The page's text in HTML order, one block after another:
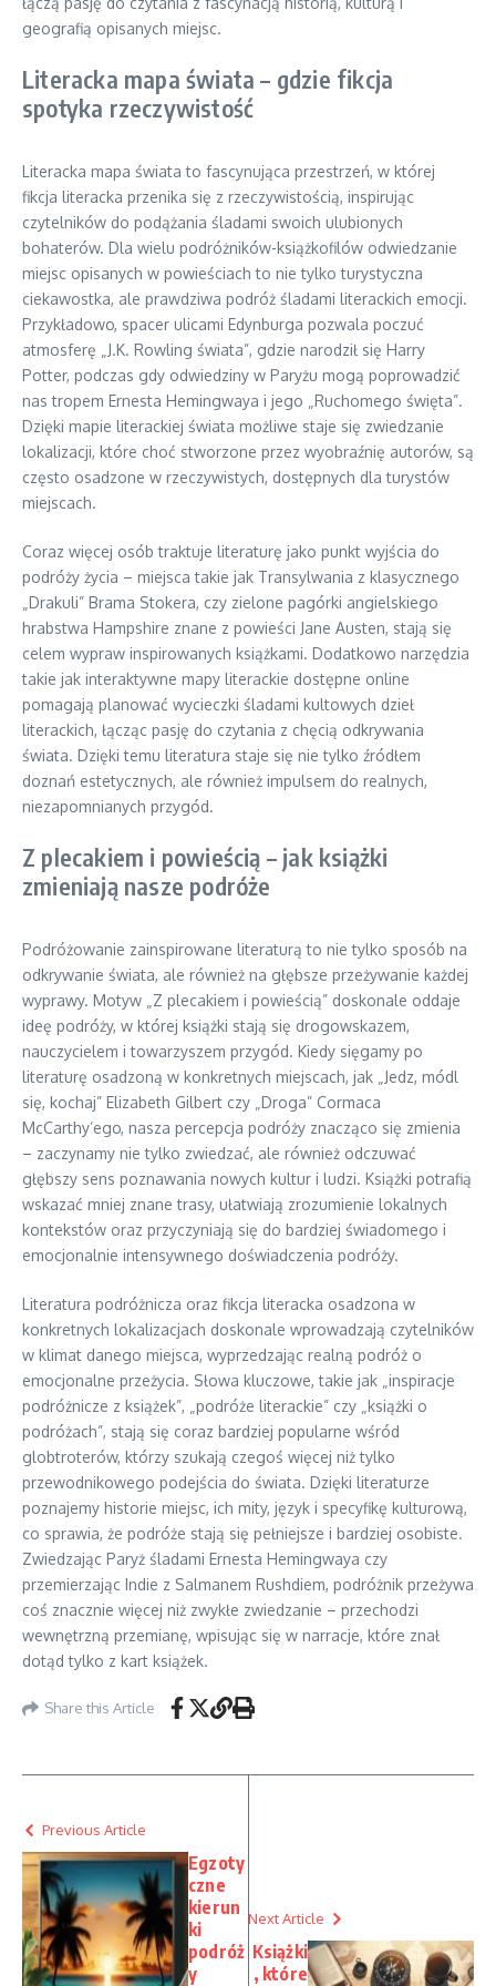
geografią opisanych miejsc.
Literacka mapa świata – gdzie fikcja
spotyka rzeczywistość
Literacka mapa świata to fascynująca przestrzeń, w której
fikcja literacka przenika się z rzeczywistością, inspirując
czytelników do podążania śladami swoich ulubionych
bohaterów. Dla wielu podróżników-książkofilów odwiedzanie
miejsc opisanych w powieściach to nie tylko turystyczna
ciekawostka, ale prawdziwa podróż śladami literackich emocji.
Przykładowo, spacer ulicami Edynburga pozwala poczuć
atmosferę „J.K. Rowling świata”, gdzie narodził się Harry
Potter, podczas gdy odwiedziny w Paryżu mogą poprowadzić
nas tropem Ernesta Hemingwaya i jego „Ruchomego święta”.
Dzięki mapie literackiej świata możliwe staje się zwiedzanie
lokalizacji, które choć stworzone przez wyobraźnię autorów, są
często osadzone w rzeczywistych, dostępnych dla turystów
miejscach.
Coraz więcej osób traktuje literaturę jako punkt wyjścia do
podróży życia – miejsca takie jak Transylwania z klasycznego
„Drakuli” Brama Stokera, czy zielone pagórki angielskiego
hrabstwa Hampshire znane z powieści Jane Austen, stają się
celem wypraw inspirowanych książkami. Dodatkowo narzędzia
takie jak interaktywne mapy literackie dostępne online
pomagają planować wycieczki śladami kultowych dzieł
literackich, łącząc pasję do czytania z chęcią odkrywania
świata. Dzięki temu literatura staje się nie tylko źródłem
doznań estetycznych, ale również impulsem do realnych,
niezapomnianych przygód.
Z plecakiem i powieścią – jak książki
zmieniają nasze podróże
Podróżowanie zainspirowane literaturą to nie tylko sposób na
odkrywanie świata, ale również na głębsze przeżywanie każdej
wyprawy. Motyw „Z plecakiem i powieścią” doskonale oddaje
ideę podróży, w której książki stają się drogowskazem,
nauczycielem i towarzyszem przygód. Kiedy sięgamy po
literaturę osadzoną w konkretnych miejscach, jak „Jedz, módl
się, kochaj” Elizabeth Gilbert czy „Droga” Cormaca
McCarthy’ego, nasza percepcja podróży znacząco się zmienia
– zaczynamy nie tylko zwiedzać, ale również odczuwać
głębszy sens poznawania nowych kultur i ludzi. Książki potrafią
wskazać mniej znane trasy, ułatwiają zrozumienie lokalnych
kontekstów oraz przyczyniają się do bardziej świadomego i
emocjonalnie intensywnego doświadczenia podróży.
Literatura podróżnicza oraz fikcja literacka osadzona w
konkretnych lokalizacjach doskonale wprowadzają czytelników
w klimat danego miejsca, wyprzedzając realną podróż o
emocjonalne przeżycia. Słowa kluczowe, takie jak „inspiracje
podróżnicze z książek”, „podróże literackie” czy „książki o
podróżach”, stają się coraz bardziej popularne wśród
globtroterów, którzy szukają czegoś więcej niż tylko
przewodnikowego podejścia do świata. Dzięki literaturze
poznajemy historie miejsc, ich mity, język i specyfikę kulturową,
co sprawia, że podróże stają się pełniejsze i bardziej osobiste.
Zwiedzając Paryż śladami Ernesta Hemingwaya czy
przemierzając Indie z Salmanem Rushdiem, podróżnik przeżywa
coś znacznie więcej niż zwykłe zwiedzanie – przechodzi
wewnętrzną przemianę, wpisując się w narracje, które znał
dotąd tylko z kart książek.
Share this Article
Previous Article
Egzoty
czne
kierun
ki
podróż
y
Next Article
Książki
, które